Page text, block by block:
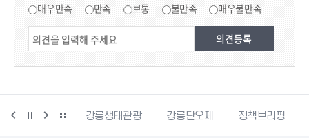
매우만족 만족 보통 불만족 매우불만족
터 강릉생태관광 강릉단오제 정책브리핑 강원더